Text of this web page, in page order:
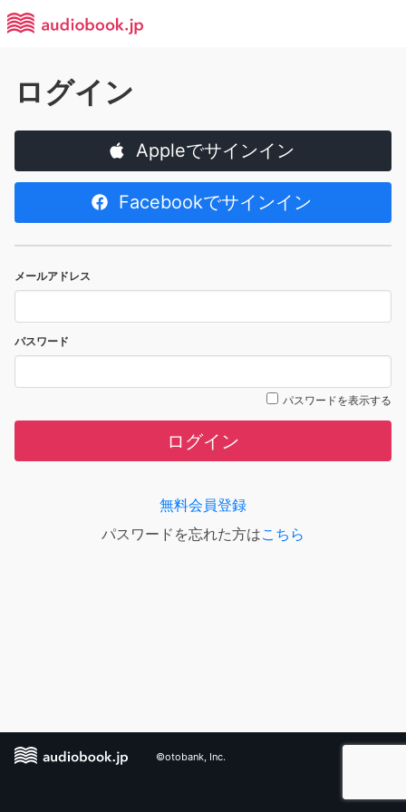
ログイン
Appleでサインイン
Facebookでサインイン
メールアドレス
パスワード
パスワードを表示する
ログイン
無料会員登録
パスワードを忘れた方はこちら
©otobank, Inc.